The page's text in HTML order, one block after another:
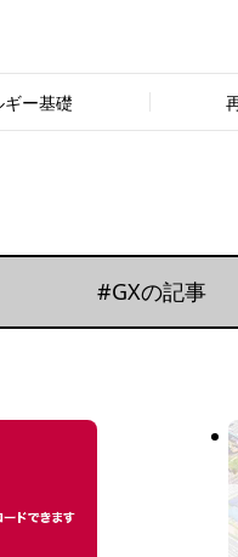
ギー基礎
#GXの記事